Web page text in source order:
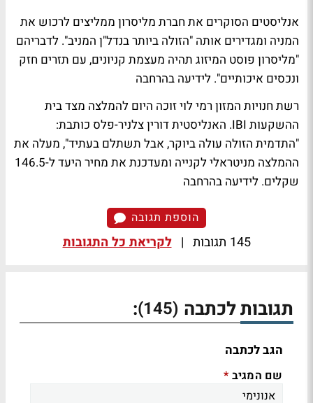
אנליסטים הסוקרים את חברת מליסרון ממליצים לרכוש את
המניה ומגדירים אותה "הזולה ביותר בנדל"ן המניב". לדבריהם
"מליסרון פוסט המיזוג תהיה מעצמת קניונים, עם תזרים חזק
ונכסים איכותיים". לידיעה בהרחבה
רשת חנויות המזון רמי לוי זוכה היום להמלצה מצד בית
ההשקעות IBI. האנליסטית דורין צלניר-פלס כותבת:
"התדמית הזולה עולה ביוקר, אבל תשתלם בעתיד", מעלה את
ההמלצה מניטראלי לקנייה ומעדכנת את מחיר היעד ל-146.5
שקלים. לידיעה בהרחבה
הוספת תגובה
145 תגובות | לקריאת כל התגובות
תגובות לכתבה (145)
:
הגב לכתבה
שם המגיב *